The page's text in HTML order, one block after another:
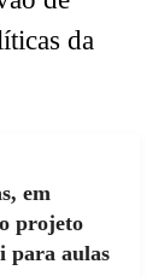
da
em
projeto
para aulas